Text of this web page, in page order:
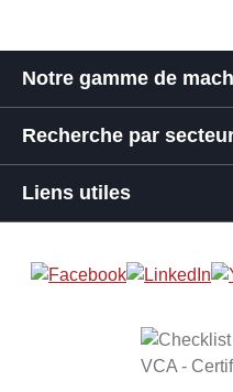
Notre gamme de
Recherche par
Liens utiles